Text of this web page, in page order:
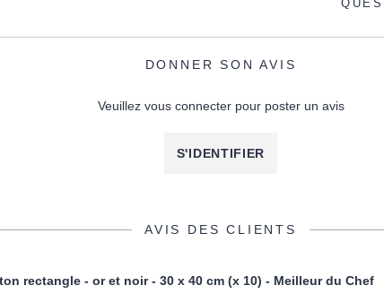
DONNER SON AVIS
Veuillez vous connecter pour poster un avis
S'IDENTIFIER
AVIS DES CLIENTS
rectangle - or et noir - 30 x 40 cm (x 10) - Meilleur du Chef